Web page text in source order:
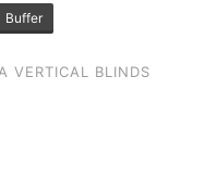
Buffer
VERTICAL BLINDS